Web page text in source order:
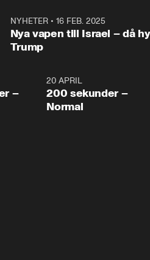
NYHETER• 16 FEB. 2025
Nya vapen till Israel – då
Trump
4:23
–
20 APRIL
200 sekunder –
Normal